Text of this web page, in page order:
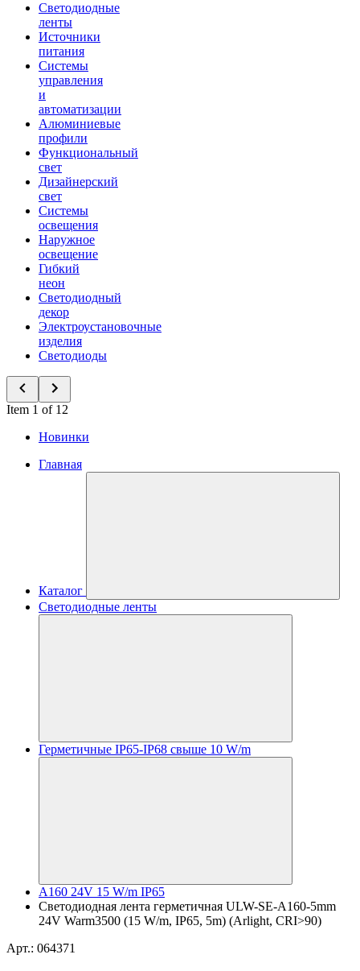
Светодиодные
ленты
Источники
питания
Системы
управления
и
автоматизации
Алюминиевые
профили
Функциональный
свет
Дизайнерский
свет
Системы
освещения
Наружное
освещение
Гибкий
неон
Светодиодный
декор
Электроустановочные
изделия
Светодиоды
Item 1 of 12
Новинки
Главная
Каталог
Светодиодные ленты
Герметичные IP65-IP68 свыше 10 W/m
A160 24V 15 W/m IP65
Светодиодная лента герметичная ULW-SE-A160-5mm
24V Warm3500 (15 W/m, IP65, 5m) (Arlight, CRI>90)
Арт.: 064371